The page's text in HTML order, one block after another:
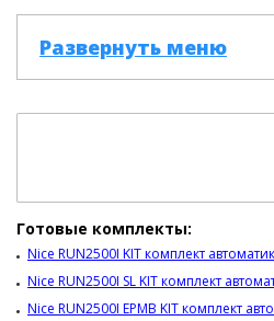
Развернуть меню
Готовые комплекты:
Nice RUN2500I KIT комплект
Nice RUN2500I SL KIT комплект
Nice RUN2500I EPMB KIT комплект